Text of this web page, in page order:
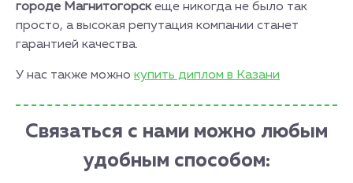
городе Магнитогорскеще никогда не было так
просто, а высокая репутация компании станет
гарантией качества.
У нас также можно купить диплом в Казани
Связаться с нами можно любым
удобным способом: